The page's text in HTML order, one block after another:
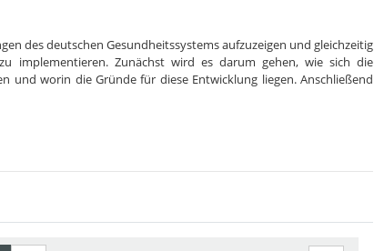
des deutschen Gesundheitssystems aufzuzeigen und gleichzeitig
implementieren. Zunächst wird es darum gehen, wie sich die
und worin die Gründe für diese Entwicklung liegen. Anschließend